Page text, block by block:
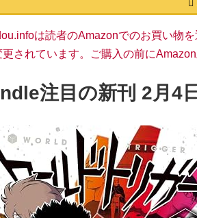
は読者のAmazonでのお買い物
更されています。ご購入の前に
注目の新刊 2月4日